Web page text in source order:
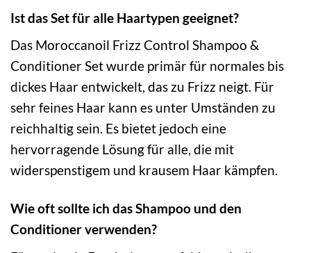
Ist das Set für alle Haartypen geeignet?
Das Moroccanoil Frizz Control Shampoo &
Conditioner Set wurde primär für normales bis
dickes Haar entwickelt, das zu Frizz neigt. Für
sehr feines Haar kann es unter Umständen zu
reichhaltig sein. Es bietet jedoch eine
hervorragende Lösung für alle, die mit
widerspenstigem und krausem Haar kämpfen.
Wie oft sollte ich das Shampoo und den
Conditioner verwenden?